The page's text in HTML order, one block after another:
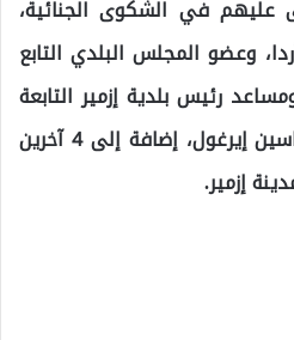
في الشكوى الجنائية،
وعضو المجلس البلدي التابع
رئيس بلدية إزمير التابعة
لحزب الشعب الجمهوري، ياسين إيرغول، إضافة إلى 4 آخرين
إزمير.